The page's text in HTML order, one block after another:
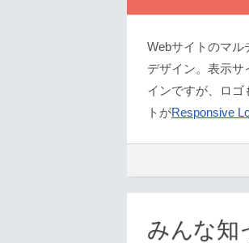
Webサイトのマ
デザイン。表示
インですが、ロゴ
トがResponsive
みんな知